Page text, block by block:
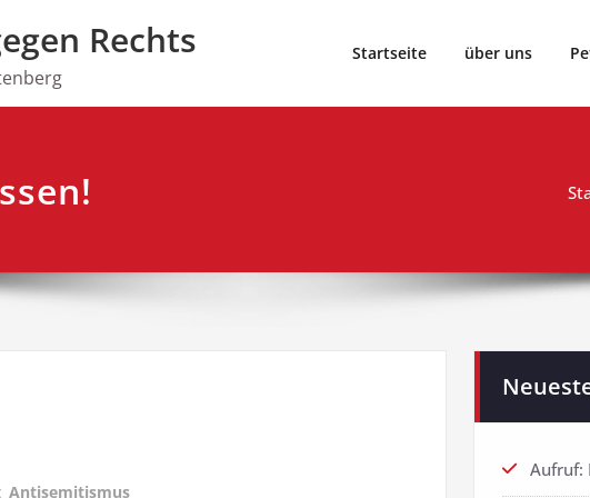
Rechts Startseite über uns
Antisemitismus
Aufruf: